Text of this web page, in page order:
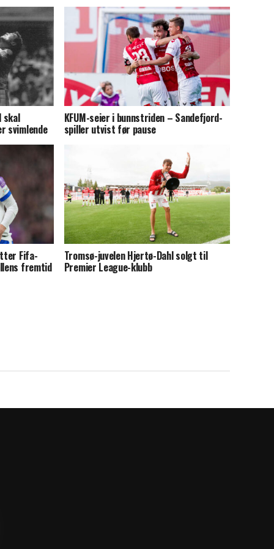
skal
svimlende
KFUM-seier i bunnstriden – Sandefjord-
spiller utvist før pause
Fifa-
fremtid
Tromsø-juvelen Hjertø-Dahl solgt til
Premier League-klubb